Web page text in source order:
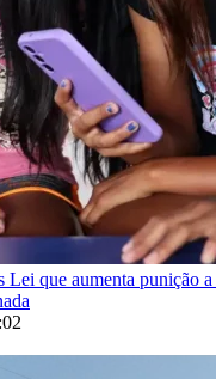
Lei que aumenta punição